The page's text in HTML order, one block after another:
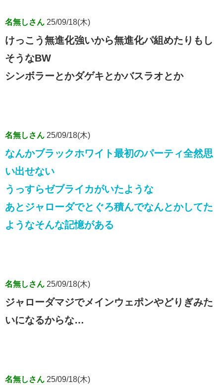
名無しさん 25/09/18(木)
けっこう無進化強いから無進化パ組めたりもし
そうなBW
シンボラーとかダゲキとかバスラオとか
名無しさん 25/09/18(木)
なんかブラックホワイト最初のパーティ全然思
い出せない
うっすらゼブライカがいたような
あとジャローダでとぐろ積んでなんとかしてた
ようなそんな記憶がある
名無しさん 25/09/18(木)
ジャローダマジでメインウェポンやどりぎみた
いになるからな…
名無しさん 25/09/18(木)